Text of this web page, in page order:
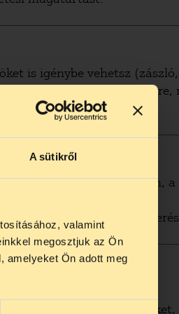
A sütikről
valamint
megosztjuk az Ön
amelyeket Ön adott meg
is igénybe vehetsz (zászló,
magaddal egy tüntetésre,
kapcsolódóan, a
keltette fel igazán a
azonosítsák
kérni a
készíthetsz felvételeket,
27 és
25-én